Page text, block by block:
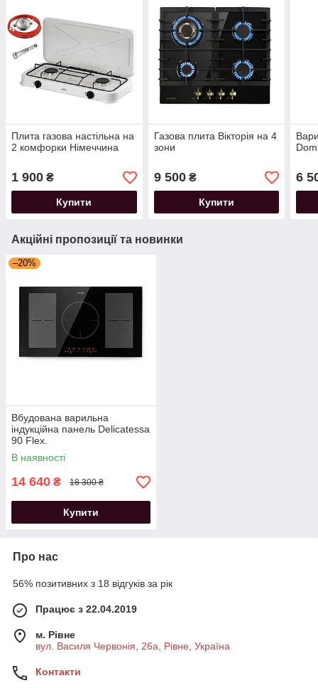
Плита газова настільна на
2 комфорки Німеччина
1 900 ₴
Купити
Газова плита Вікторія на 4
зони
9 500₴
Купити
6
Акційні пропозиції та новинки
–20%
Вбудована варильна
індукційна панель Delicatessa
90 Flex.
В наявності
14 640 ₴ 18 300 ₴
Купити
Про нас
56% позитивних з 18 відгуків за рік
Працює з 22.04.2019
м. Рівне
вул. Василя Червонія, 26а, Рівне, Україна
Контакти